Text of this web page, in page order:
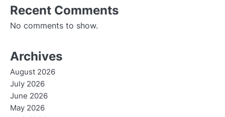
Recent Comments
No comments to show.
Archives
August 2026
July 2026
June 2026
May 2026